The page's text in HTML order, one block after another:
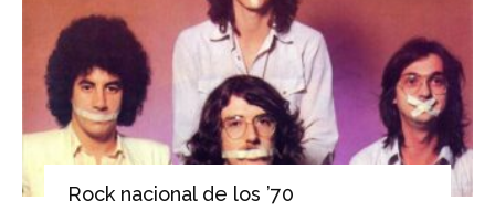
Rock nacional de los ’70